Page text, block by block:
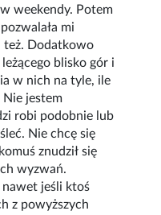
weekendy. Potem
mi
też. Dodatkowo
blisko gór i
w nich na tyle, ile
Nie jestem
robi podobnie lub
Nie chcę się
znudził się
wyzwań.
nawet jeśli ktoś
z powyższych